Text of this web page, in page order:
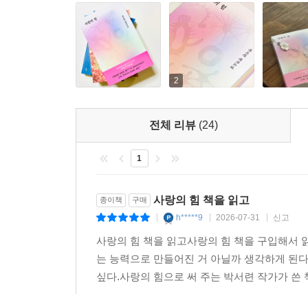
전체 리뷰(24)
종이책 구매 사랑의 힘 책을 읽고
| h*****9 | 2026-07-31 | 신고
사랑의 힘 책을 읽고사랑의 힘 책을 구입해서
는 능력으로 만들어진 거 아닐까 생각하게 된